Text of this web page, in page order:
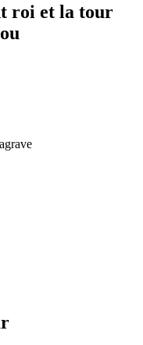
roi et la tour